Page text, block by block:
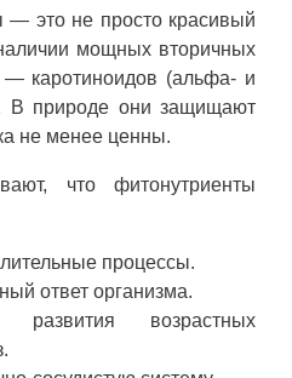
это не просто красивый
мощных вторичных
— каротиноидов (альфа- и
В природе они защищают
не менее ценны.
что фитонутриенты
процессы.
ответ организма.
возрастных